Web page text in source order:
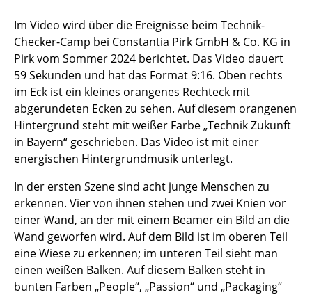
Im Video wird über die Ereignisse beim Technik-
Checker-Camp bei Constantia Pirk GmbH & Co. KG in
Pirk vom Sommer 2024 berichtet. Das Video dauert
59 Sekunden und hat das Format 9:16. Oben rechts
im Eck ist ein kleines orangenes Rechteck mit
abgerundeten Ecken zu sehen. Auf diesem orangenen
Hintergrund steht mit weißer Farbe „Technik Zukunft
in Bayern“ geschrieben. Das Video ist mit einer
energischen Hintergrundmusik unterlegt.
In der ersten Szene sind acht junge Menschen zu
erkennen. Vier von ihnen stehen und zwei Knien vor
einer Wand, an der mit einem Beamer ein Bild an die
Wand geworfen wird. Auf dem Bild ist im oberen Teil
eine Wiese zu erkennen; im unteren Teil sieht man
einen weißen Balken. Auf diesem Balken steht in
bunten Farben „People“, „Passion“ und „Packaging“